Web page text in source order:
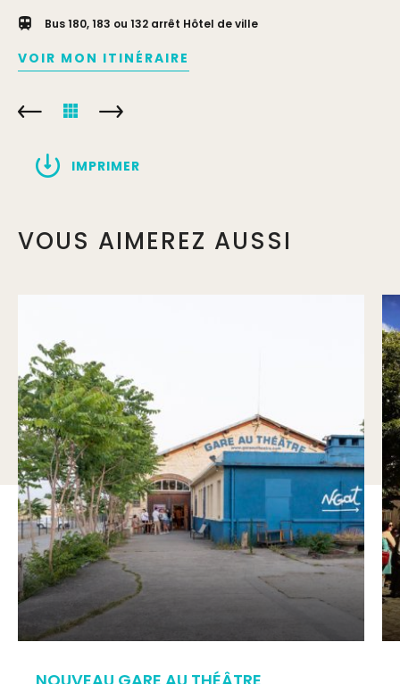
Bus 180, 183 ou 132 arrêt Hôtel de ville
VOIR MON ITINÉRAIRE
IMPRIMER
VOUS AIMEREZ AUSSI